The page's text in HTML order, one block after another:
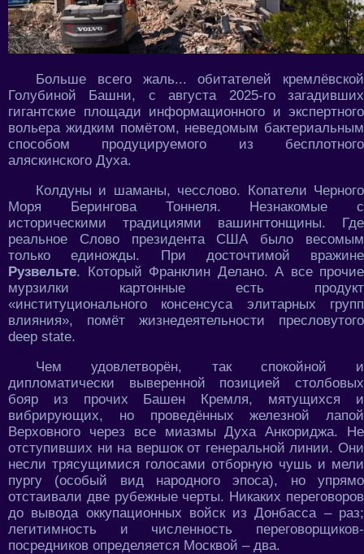
Больше всего жаль... обитателей кремлёвской
Голубиной Башни, с августа 2025-го загадивших
гигантские площади информационного и экспертного
вольера жидким помётом, неведомым бактериальным
способом продуцируемого из бесплотного
аляскинского Духа.
Колдуны и шаманы, чесслово. Копатели Черного
Моря Берингова Тоннеля. Незнакомые с
историческими традициями вашингтонщины. Где
реальное Слово президента США было весомым
только единожды. При досточтимой вражине
Рузвельте. Который Франклин Делано. А все прочие
мурзилки картонные есть продукт
«институционального консенсуса элитарных групп
влияния», помёт жизнедеятельности пресловутого
deep state.
Чем удовлетворён, так спокойной и
дипломатически выверенной позицией столбовых
бояр из прочих Башен Кремля, мятущихся и
вибрирующих, но проведённых железной лапой
Верховного через все миазмы Духа Анкориджа. Не
отступивших ни на вершок от генеральной линии. Они
несли трясущимися голосами отборную чушь и мели
пургу (особый вид народного эпоса), но упрямо
отстаивали две рубежные черты. Никаких переговоров
до вывода оккупационных войск из Донбасса – раз;
легитимность и численность переговорщиков-
посредников определяется Москвой – два.